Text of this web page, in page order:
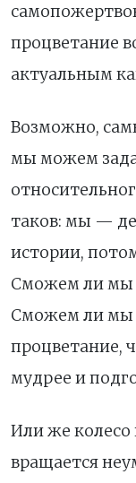
процветание
актуальным
Возможно,
мы можем
таков: мы —
истории,
Сможем ли мы
Сможем ли мы
процветание,
мудрее и
Или же колесо
вращается